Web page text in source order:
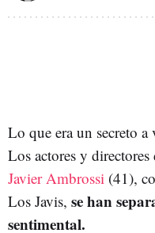
Lo que era un secreto
Los actores y directores
Javier Ambrossi (41),
Los Javis, se han
sentimental.